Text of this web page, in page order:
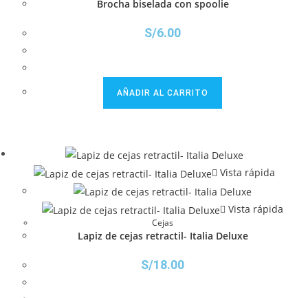
Brocha biselada con spoolie
S/6.00
AÑADIR AL CARRITO
Vista rápida
Vista rápida
Cejas
Lapiz de cejas retractil- Italia Deluxe
S/18.00